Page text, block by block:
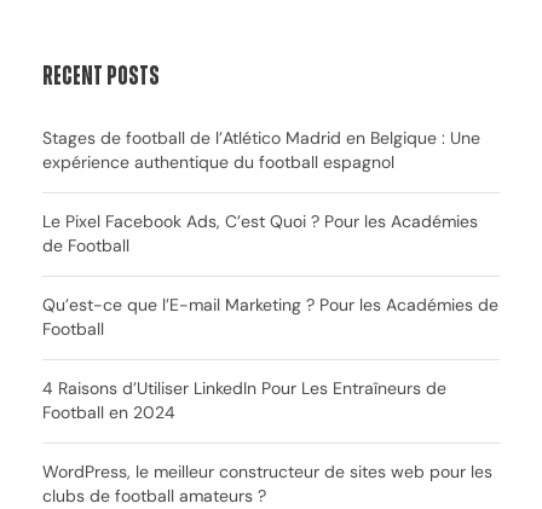
Recent Posts
Stages de football de l’Atlético Madrid en Belgique : Une
expérience authentique du football espagnol
Le Pixel Facebook Ads, C’est Quoi ? Pour les Académies
de Football
Qu’est-ce que l’E-mail Marketing ? Pour les Académies de
Football
4 Raisons d’Utiliser LinkedIn Pour Les Entraîneurs de
Football en 2024
WordPress, le meilleur constructeur de sites web pour les
clubs de football amateurs ?